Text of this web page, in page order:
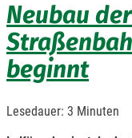
Neubau der
beginnt
Lesedauer: 3 Minuten